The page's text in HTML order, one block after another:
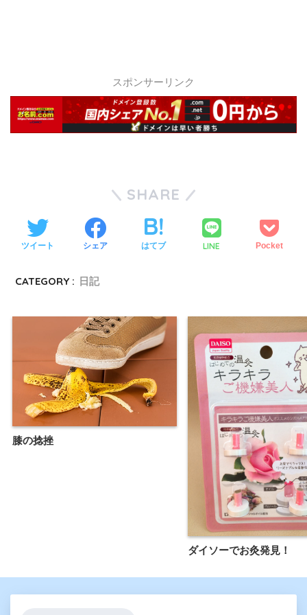
スポンサーリンク
SHARE
ツイート シェア はてブ LINE Pocket
CATEGORY : 日記
膝の捻挫
ダイソーでお灸発見！